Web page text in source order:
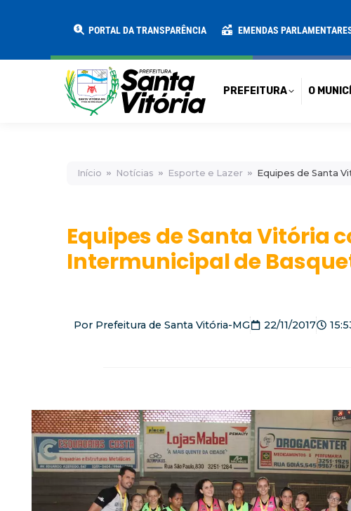
PORTAL DA TRANSPARÊNCIA EMENDAS
PREFEITURA O
Início Notícias Esporte e Lazer Equipes de Santa
Equipes de Santa Vitória
Intermunicipal de
Por Prefeitura de Santa Vitória-MG 22/11/2017